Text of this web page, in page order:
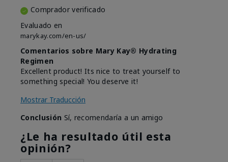
Comprador verificado
Evaluado en
marykay.com/en-us/
Comentarios sobre Mary Kay® Hydrating
Regimen
Excellent product! Its nice to treat yourself to
something special! You deserve it!
Mostrar Traducción
Conclusión Sí, recomendaría a un amigo
¿Le ha resultado útil esta
opinión?